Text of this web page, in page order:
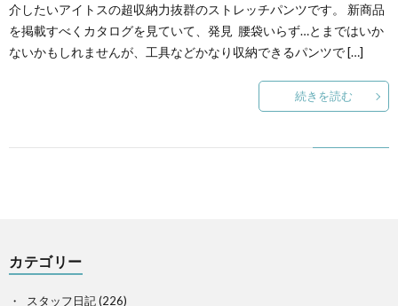
介したいアイトスの超収納力抜群のストレッチパンツです。 新商品
を掲載すべくカタログを見ていて、発見 腰袋いらず…とまではいか
ないかもしれませんが、工具などかなり収納できるパンツで […]
続きを読む
カテゴリー
スタッフ日記(226)